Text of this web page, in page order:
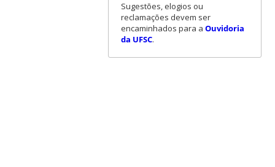
Sugestões, elogios ou
reclamações devem ser
encaminhados para a Ouvidoria
da UFSC.